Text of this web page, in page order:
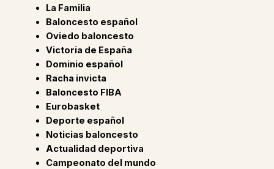
La Familia
Baloncesto español
Oviedo baloncesto
Victoria de España
Dominio español
Racha invicta
Baloncesto FIBA
Eurobasket
Deporte español
Noticias baloncesto
Actualidad deportiva
Campeonato del mundo